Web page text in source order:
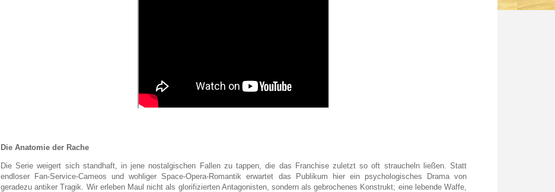
Die Anatomie der Rache
Die Serie weigert sich standhaft, in jene nostalgischen Fallen zu tappen, die das Franchise zuletzt so oft straucheln ließen. Statt
endloser Fan-Service-Cameos und wohliger Space-Opera-Romantik erwartet das Publikum hier ein psychologisches Drama von
geradezu antiker Tragik. Wir erleben Maul nicht als glorifizierten Antagonisten, sondern als gebrochenes Konstrukt; eine lebende Waffe,